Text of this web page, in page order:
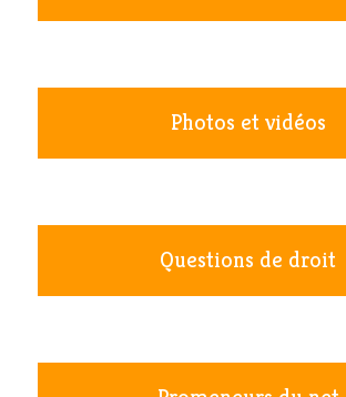
Photos et vidéos
Questions de droit